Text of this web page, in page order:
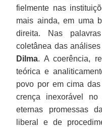
fielmente nas
mais ainda, em uma
direita. Nas
coletânea das
Dilma. A coerência,
teórica e
povo por em cima
crença inexorável
eternas promessas
liberal e de